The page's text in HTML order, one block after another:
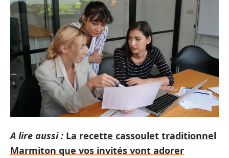
A lire aussi : La recette cassoulet traditionnel
Marmiton que vos invités vont adorer